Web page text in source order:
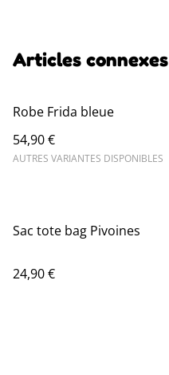
Articles connexes
Robe Frida bleue
54,90 €
AUTRES VARIANTES DISPONIBLES
Sac tote bag Pivoines
24,90 €